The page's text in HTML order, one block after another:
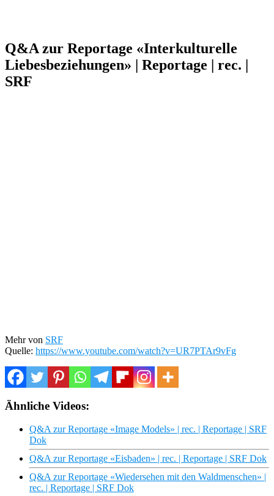
Q&A zur Reportage «Interkulturelle
Liebesbeziehungen» | Reportage | rec. |
SRF
Mehr von SRF
Quelle: https://www.youtube.com/watch?v=UR7PTAr9vFg
Ähnliche Videos:
Q&A zur Reportage «Image Models» | rec. | Reportage | SRF
Dok
Q&A zur Reportage «Eisbaden» | rec. | Reportage | SRF Dok
Q&A zur Reportage «Wiedersehen mit den Waldmenschen» |
rec. | Reportage | SRF Dok